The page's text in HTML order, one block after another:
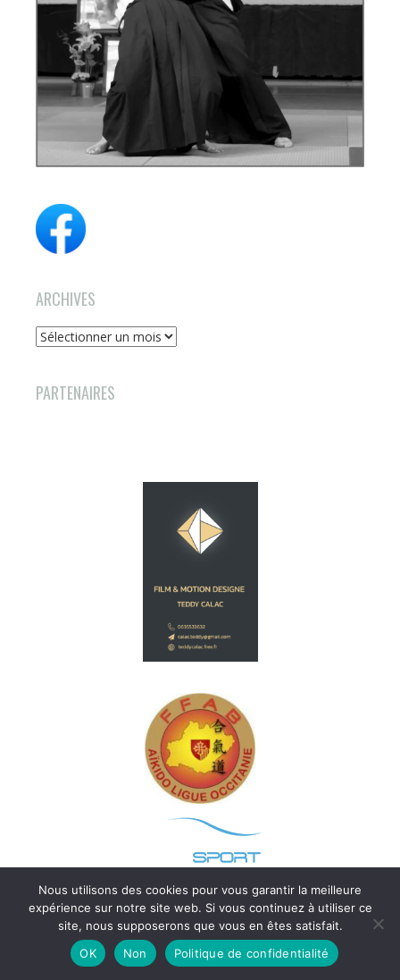
ARCHIVES
Archives
PARTENAIRES
Nous utilisons des cookies pour vous garantir la meilleure
expérience sur notre site web. Si vous continuez à utiliser ce
site, nous supposerons que vous en êtes satisfait.
OK
Non Politique de confidentialité